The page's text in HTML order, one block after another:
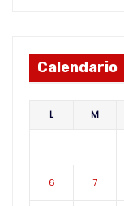
Calendario
L M
6 7